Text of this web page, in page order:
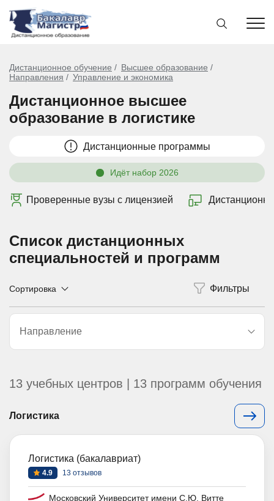
Дистанционное обучение
Высшее образование
Направления
Управление и экономика
Дистанционное высшее
образование в логистике
Дистанционные программы
Идёт набор 2026
Проверенные вузы с лицензией Дистанционно
Список дистанционных
специальностей и программ
Направление
Сортировка
13 учебных центров | 13 программ обучения
Логистика
Логистика (бакалавриат)
4.9 13 отзывов
Московский Университет имени С.Ю. Витте